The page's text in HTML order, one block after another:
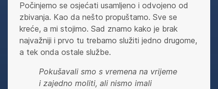
Počinjemo se osjećati usamljeno i odvojeno od
zbivanja. Kao da nešto propuštamo. Sve se
kreće, a mi stojimo. Sad znamo kako je brak
najvažniji i prvo tu trebamo služiti jedno drugome,
a tek onda ostale službe.
Pokušavali smo s vremena na vrijeme
i zajedno moliti, ali nismo imali